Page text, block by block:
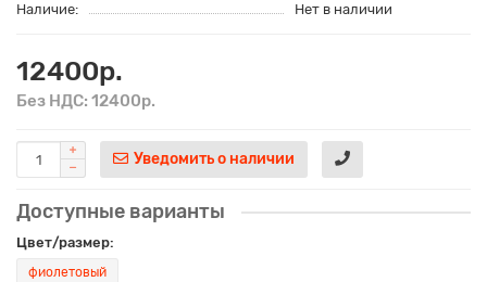
Наличие:
Нет в наличии
12400р.
Без НДС: 12400р.
Уведомить о наличии
Доступные варианты
Цвет/размер:
фиолетовый